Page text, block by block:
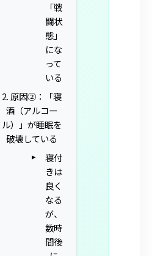
「戦
闘状
態」
にな
って
いる
2. 原因②：「寝
酒（アルコー
ル）」が睡眠を
破壊している
寝付
きは
良く
なる
が、
数時
間後